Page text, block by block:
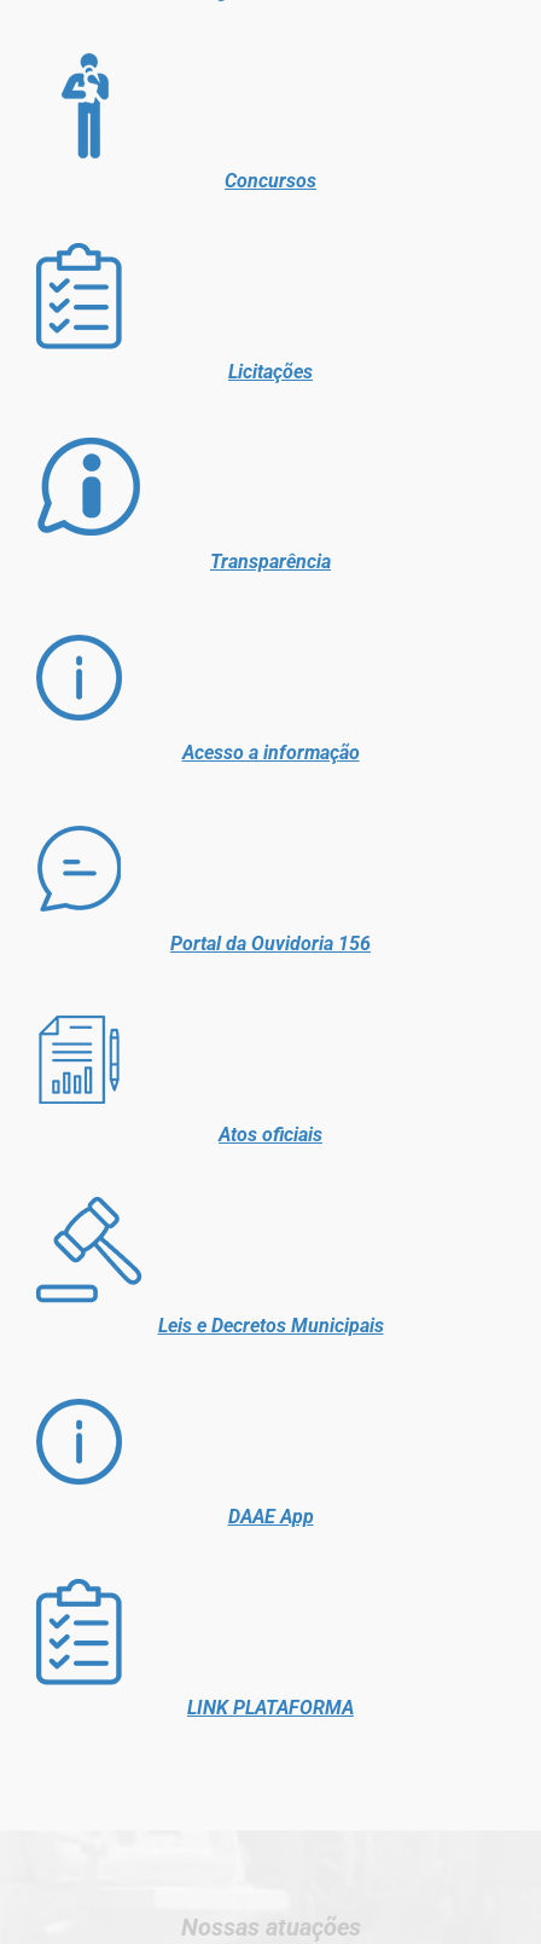
Concursos
Licitações
Transparência
Acesso a informação
Portal da Ouvidoria 156
Atos oficiais
Leis e Decretos Municipais
DAAE App
LINK PLATAFORMA
Nossas atuações